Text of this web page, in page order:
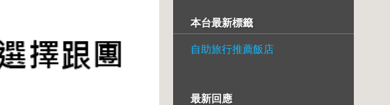
本台最新標籤
自助旅行推薦飯店
最新回應